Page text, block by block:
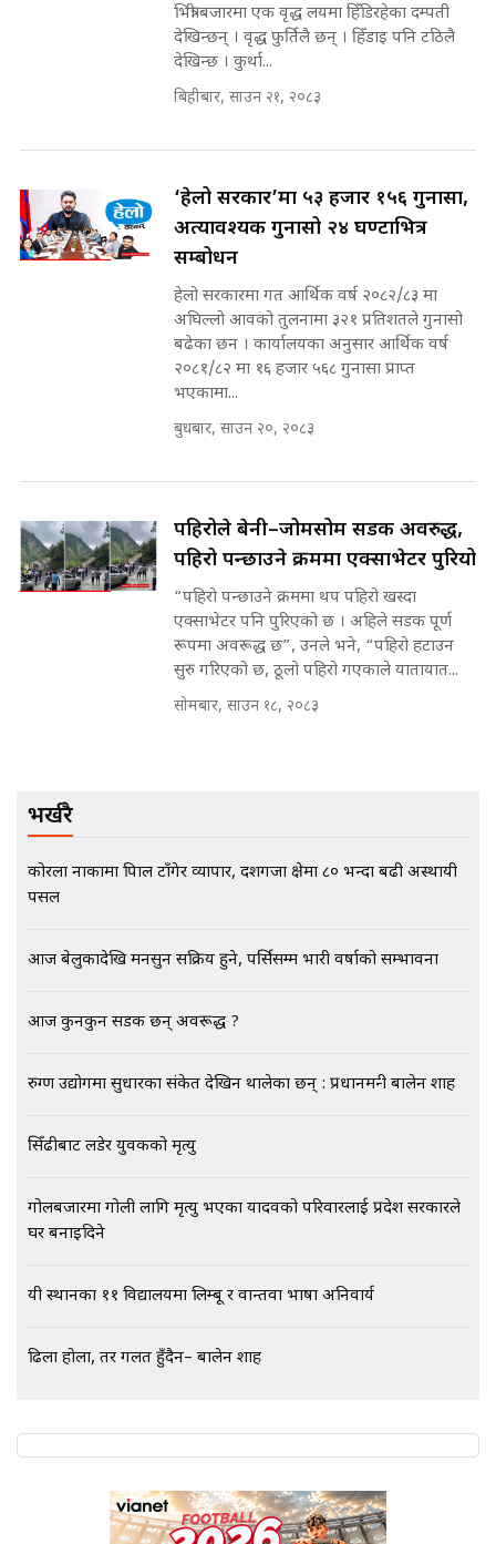
SIDHAKURA |
पटकपटक भावुक बने गृहमन्त्री सुदन
प्रधानमन्त्री ? || SIDHAKURA ||
SIDHAKURA INVESTIGATION
||
SIDHAKURA |
मन्त्री राजकुमारलाई घुस दिने विचौलीया
पूर्व मन्त्री रञ्जिता || SIDHAKURA
||
मन्त्रीले घुस डिल गरेको अडियो ! दुई झोला
मृतकका परिवारप्रति मेडिकल काउन्सीलको
बदनियत ! न्याय खोज्दै भौतारिदै सुवास
|| THE REPORTER ||
EXCLUSIVE - भिजिट भिसामा सेटिङको
अर्ब बढी घुस!|| SIDHAKURA ||
गायब || Everest Hospital
भित्री बजारमा एक वृद्ध लयमा हिँडिरहेका दम्पती
देखिन्छन् । वृद्ध फुर्तिलै छन् । हिँडाइ पनि टठिलै
देखिन्छ । कुर्था...
बिहीबार, साउन २१, २०८३
‘हेलो सरकार’मा ५३ हजार १५६ गुनासा,
अत्यावश्यक गुनासो २४ घण्टाभित्र
सम्बोधन
हेलो सरकारमा गत आर्थिक वर्ष २०८२/८३ मा
अघिल्लो आवको तुलनामा ३२१ प्रतिशतले गुनासो
बढेका छन । कार्यालयका अनुसार आर्थिक वर्ष
२०८१/८२ मा १६ हजार ५६८ गुनासा प्राप्त
भएकामा...
बुधबार, साउन २०, २०८३
पहिरोले बेनी–जोमसोम सडक अवरुद्ध,
पहिरो पन्छाउने क्रममा एक्साभेटर पुरियो
“पहिरो पन्छाउने क्रममा थप पहिरो खस्दा
एक्साभेटर पनि पुरिएको छ । अहिले सडक पूर्ण
रूपमा अवरूद्ध छ”, उनले भने, “पहिरो हटाउन
सुरु गरिएको छ, ठूलो पहिरो गएकाले यातायात...
सोमबार, साउन १८, २०८३
भर्खरै
कोरला नाकामा त्रिपाल टाँगेर व्यापार, दशगजा क्षेत्रमा ८० भन्दा बढी अस्थायी
पसल
आज बेलुकादेखि मनसुन सक्रिय हुने, पर्सिसम्म भारी वर्षाको सम्भावना
आज कुनकुन सडक छन् अवरूद्ध ?
रुग्ण उद्योगमा सुधारका संकेत देखिन थालेका छन् : प्रधानमन्त्री बालेन शाह
सिँढीबाट लडेर युवकको मृत्यु
गोलबजारमा गोली लागि मृत्यु भएका यादवको परिवारलाई प्रदेश सरकारले
घर बनाइदिने
यी स्थानका ११ विद्यालयमा लिम्बू र वान्तवा भाषा अनिवार्य
ढिला होला, तर गलत हुँदैन– बालेन शाह